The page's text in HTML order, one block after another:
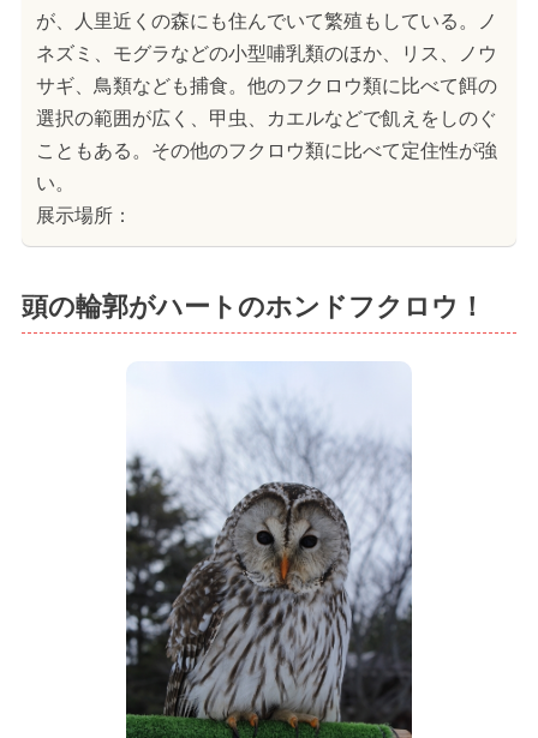
が、人里近くの森にも住んでいて繁殖もしている。ノ
ネズミ、モグラなどの小型哺乳類のほか、リス、ノウ
サギ、鳥類なども捕食。他のフクロウ類に比べて餌の
選択の範囲が広く、甲虫、カエルなどで飢えをしのぐ
こともある。その他のフクロウ類に比べて定住性が強
い。
展示場所：
頭の輪郭がハートのホンドフクロウ！